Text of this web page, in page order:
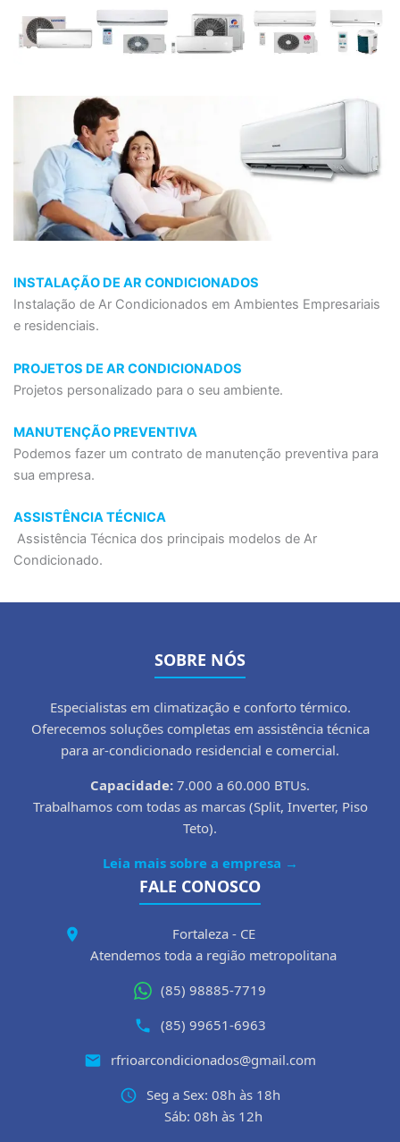
INSTALAÇÃO DE AR CONDICIONADOS
Instalação de Ar Condicionados em Ambientes Empresariais
e residenciais.
PROJETOS DE AR CONDICIONADOS
Projetos personalizado para o seu ambiente.
MANUTENÇÃO PREVENTIVA
Podemos fazer um contrato de manutenção preventiva para
sua empresa.
ASSISTÊNCIA TÉCNICA
Assistência Técnica dos principais modelos de Ar
Condicionado.
SOBRE NÓS
Especialistas em climatização e conforto térmico.
Oferecemos soluções completas em assistência técnica
para ar-condicionado residencial e comercial.
Capacidade: 7.000 a 60.000 BTUs.
Trabalhamos com todas as marcas (Split, Inverter, Piso
Teto).
Leia mais sobre a empresa →
FALE CONOSCO
Fortaleza - CE
Atendemos toda a região metropolitana
(85) 98885-7719
(85) 99651-6963
rfrioarcondicionados@gmail.com
Seg a Sex: 08h às 18h
Sáb: 08h às 12h